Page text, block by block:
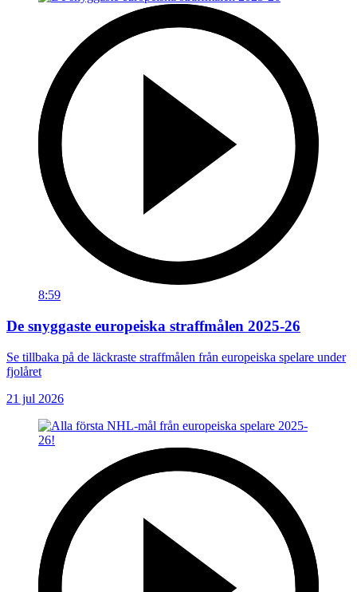
8:59
De snyggaste europeiska straffmålen 2025-26
Se tillbaka på de läckraste straffmålen från europeiska spelare under
fjolåret
21 jul 2026